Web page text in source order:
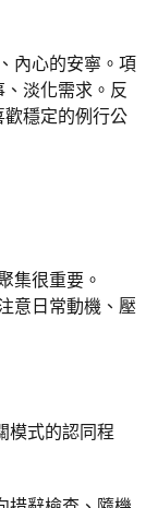
內心的安寧。項
淡化需求。反
歡穩定的例行公
集很重要。
意日常動機、壓
模式的認同程